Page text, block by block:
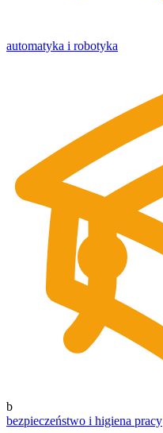
automatyka i robotyka
b
bezpieczeństwo i higiena pracy